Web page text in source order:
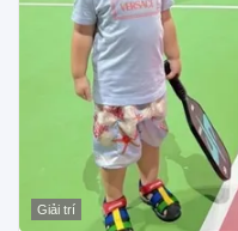
Giải trí